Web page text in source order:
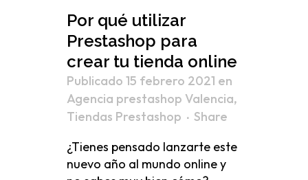
Por qué utilizar
Prestashop para
crear tu tienda online
Publicado 15 febrero 2021 en
Agencia prestashop Valencia,
Tiendas Prestashop
Share
¿Tienes pensado lanzarte este
nuevo año al mundo online y